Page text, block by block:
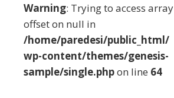
Warning: Trying to access array
offset on null in
/home/paredesi/public_html/
wp-content/themes/genesis-
sample/single.phpon line 64